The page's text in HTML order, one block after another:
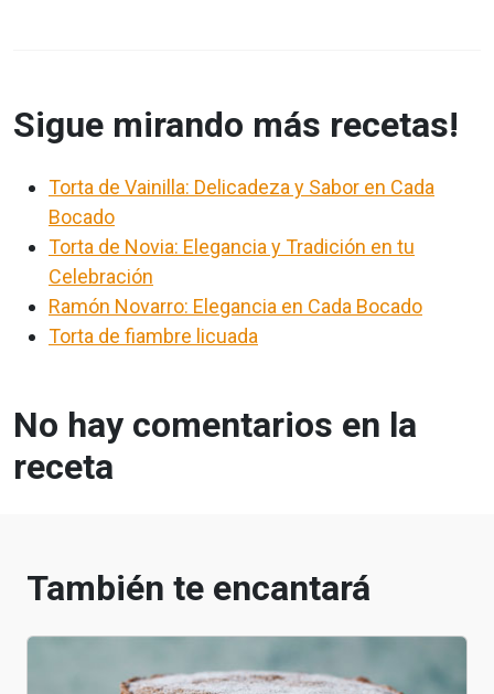
Sigue mirando más recetas!
Torta de Vainilla: Delicadeza y Sabor en Cada
Bocado
Torta de Novia: Elegancia y Tradición en tu
Celebración
Ramón Novarro: Elegancia en Cada Bocado
Torta de fiambre licuada
No hay comentarios en la
receta
También te encantará